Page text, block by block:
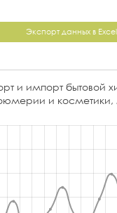
Экспорт данных в Excel
и импорт бытовой
и косметики,